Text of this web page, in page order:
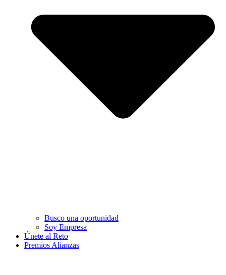
Busco una oportunidad
Soy Empresa
Únete al Reto
Premios Alianzas